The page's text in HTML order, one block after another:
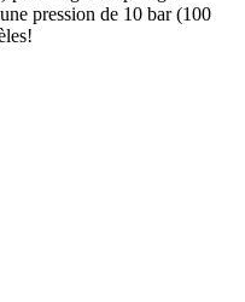
pression de 10 bar (100